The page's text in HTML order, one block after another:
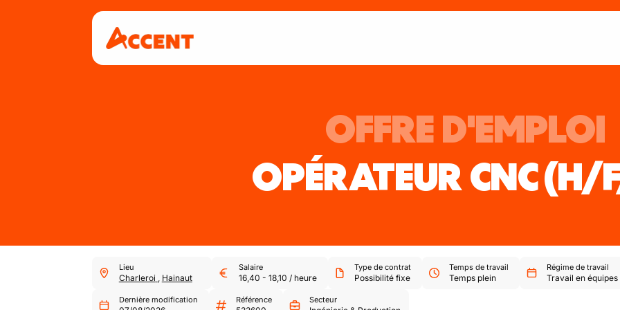
OFFRE D'EMPLOI
OPÉRATEUR CNC(H/
Lieu
Charleroi , Hainaut
Salaire
16,40 - 18,10 / heure
Type de contrat
Possibilité fixe
Temps de travail
Temps plein
Régime de travail
Travail en équipes
Dernière modification Référence Secteur